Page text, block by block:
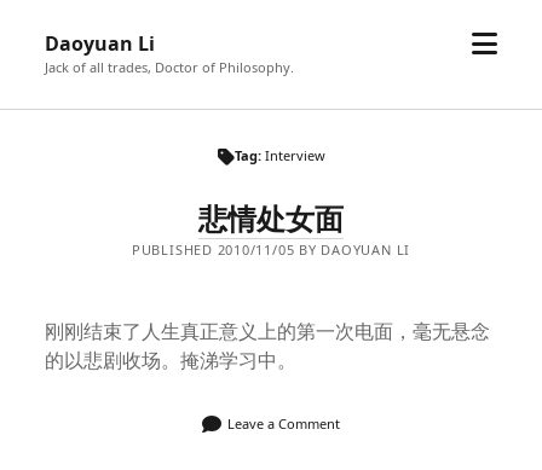
Daoyuan Li
Jack of all trades, Doctor of Philosophy.
open
Tag: Interview
悲情处女面
PUBLISHED 2010/11/05 BY DAOYUAN LI
刚刚结束了人生真正意义上的第一次电面，毫无悬念
的以悲剧收场。掩涕学习中。
Leave a Comment